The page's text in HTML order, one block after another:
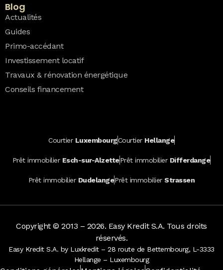
Blog
Actualités
Guides
Primo-accédant
Investissement locatif
Travaux & rénovation énergétique
Conseils financement
Courtier LuxembourgCourtier Hellange
Prêt immobilier Esch-sur-AlzettePrêt immobilier Differdange
Prêt immobilier DudelangePrêt immobilierStrassen
Copyright © 2013 – 2026. Easy Kredit S.A. Tous droits
réservés.
Easy Kredit S.A. by Luxkredit – 28 route de Bettembourg, L-3333
Hellange – Luxembourg